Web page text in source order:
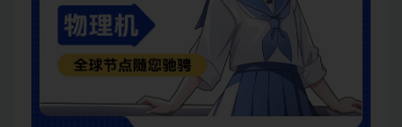
│   ├── [126M]  07-02-自定义
│   ├── [ 45M]  08-03-配置文件介绍.mp4
│   └── [ 40M]  09-04-Yml配置文件介绍.mp4
└── 资料代码/